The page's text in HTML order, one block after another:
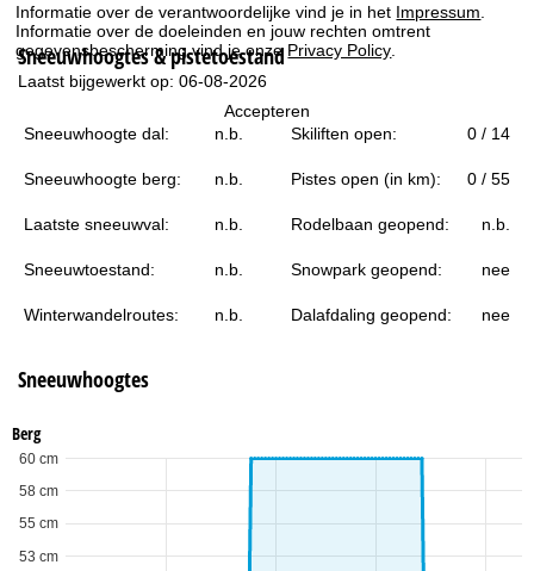
Informatie over de verantwoordelijke vind je in het Impressum
Informatie over de doeleinden en jouw rechten omtrent
gegevensbescherming vind je onze Privacy Policy
Accepteren
g
i
n
a
Sneeuwhoogtes & pistetoestand
Laatst bijgewerkt op: 06-08-2026
Sneeuwhoogte dal: n.b. Skiliften open: 0 / 14
Sneeuwhoogte berg: n.b. Pistes open (in km): 0 / 55
Laatste sneeuwval: n.b. Rodelbaan geopend: n.b.
Sneeuwtoestand: n.b. Snowpark geopend: nee
Winterwandelroutes: n.b. Dalafdaling geopend: nee
Sneeuwhoogtes
Berg
53 cm
55 cm
58 cm
60 cm